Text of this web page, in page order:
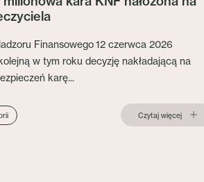
Finansowego 12 czerwca 2026
w tym roku decyzję nakładającą na
karę...
Czytaj więcej